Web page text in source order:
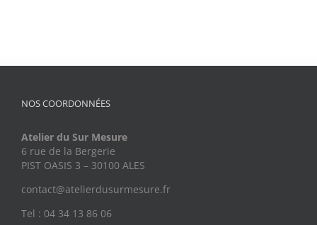
NOS COORDONNÉES
Atelier du Sur Mesure
6 rue de la Bergerie
PIST OASIS 3 – 30100 ALES
contact@atelierdusurmesure.fr
Tel : 04 34 13 86 06